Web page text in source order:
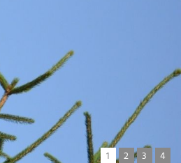
1 2 3 4